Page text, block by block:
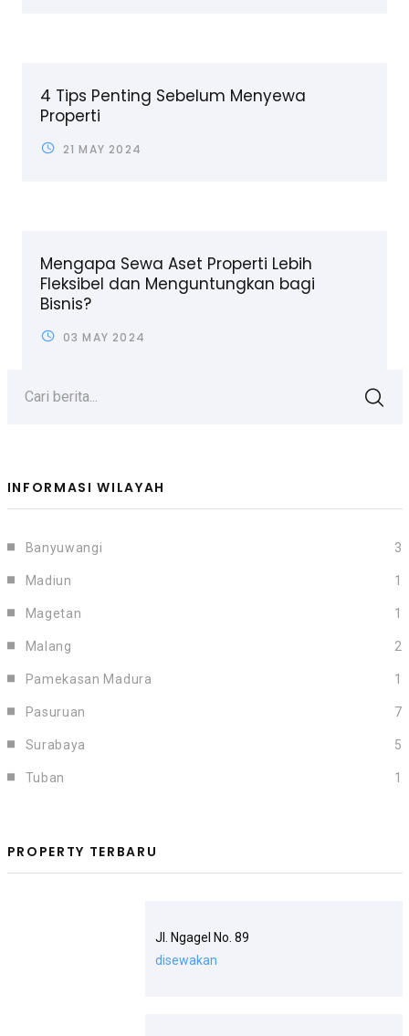
4 Tips Penting Sebelum Menyewa
Properti
21 MAY 2024
Mengapa Sewa Aset Properti Lebih
Fleksibel dan Menguntungkan bagi
Bisnis?
03 MAY 2024
Cari berita...
INFORMASI WILAYAH
Banyuwangi 3
Madiun 1
Magetan 1
Malang 2
Pamekasan Madura 1
Pasuruan 7
Surabaya 5
Tuban 1
PROPERTY TERBARU
Jl. Ngagel No. 89
disewakan